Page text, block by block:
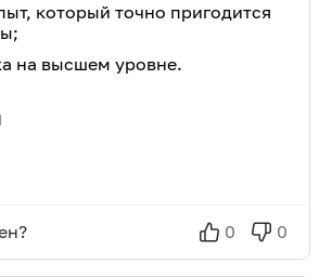
который точно пригодится
на высшем уровне.
0 0